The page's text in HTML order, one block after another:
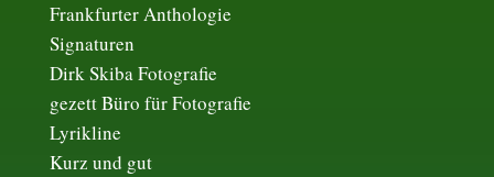
Frankfurter Anthologie
Signaturen
Dirk Skiba Fotografie
gezett Büro für Fotografie
Lyrikline
Kurz und gut